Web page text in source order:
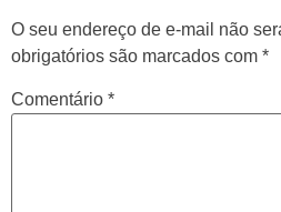
O seu endereço de e-mail não
obrigatórios são marcados com *
Comentário *